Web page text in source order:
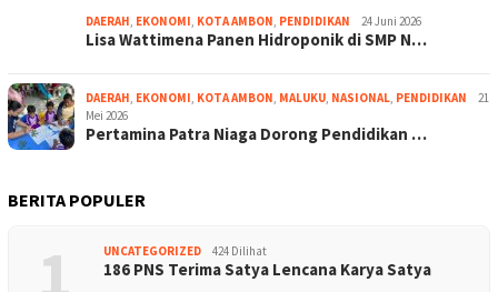
DAERAH, EKONOMI, KOTA AMBON, PENDIDIKAN 24 Juni 2026
Lisa Wattimena Panen Hidroponik di SMP N…
DAERAH, EKONOMI, KOTA AMBON, MALUKU, NASIONAL, PENDIDIKAN
21
Mei 2026
Pertamina Patra Niaga Dorong Pendidikan …
BERITA POPULER
1 UNCATEGORIZED 424 Dilihat
186 PNS Terima Satya Lencana Karya Satya